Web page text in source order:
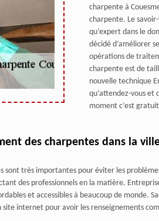
charpente à
charpente. Le
qu’expert dans le
décidé d’améliorer
opérations de
charpente est de
nouvelle technique
qu’attendez-vous et
moment c’est
des charpentes dans la
sont très importantes pour éviter les
des professionnels en la matière.
et accessibles à beaucoup de monde.
site internet pour avoir les renseignements